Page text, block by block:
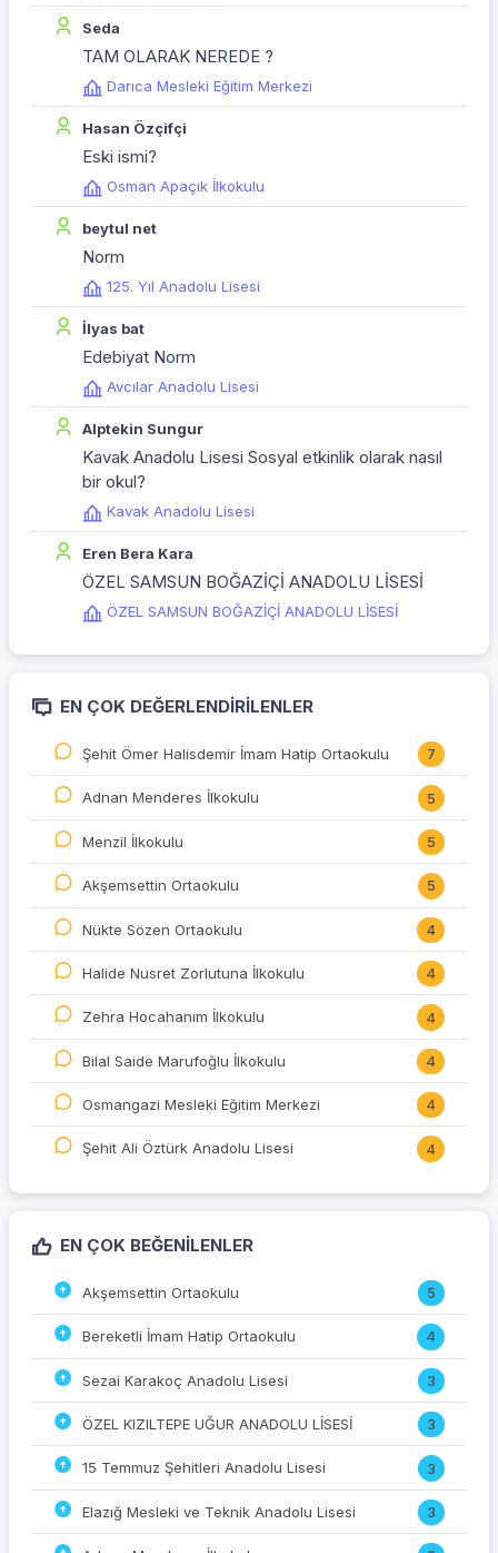
Seda
TAM OLARAK NEREDE ?
Darıca Mesleki Eğitim Merkezi
Hasan Özçifçi
Eski ismi?
Osman Apaçık İlkokulu
beytul net
Norm
125. Yıl Anadolu Lisesi
İlyas bat
Edebiyat Norm
Avcılar Anadolu Lisesi
Alptekin Sungur
Kavak Anadolu Lisesi Sosyal etkinlik olarak nasıl
bir okul?
Kavak Anadolu Lisesi
Eren Bera Kara
ÖZEL SAMSUN BOĞAZİÇİ ANADOLU LİSESİ
ÖZEL SAMSUN BOĞAZİÇİ ANADOLU LİSESİ
EN ÇOK DEĞERLENDIRILENLER
Şehit Ömer Halisdemir İmam Hatip Ortaokulu 7
Adnan Menderes İlkokulu 5
Menzil İlkokulu 5
Akşemsettin Ortaokulu 5
Nükte Sözen Ortaokulu 4
Halide Nusret Zorlutuna İlkokulu 4
Zehra Hocahanım İlkokulu 4
Bilal Saide Marufoğlu İlkokulu 4
Osmangazi Mesleki Eğitim Merkezi 4
Şehit Ali Öztürk Anadolu Lisesi 4
EN ÇOK BEĞENILENLER
Akşemsettin Ortaokulu 5
Bereketli İmam Hatip Ortaokulu 4
Sezai Karakoç Anadolu Lisesi 3
ÖZEL KIZILTEPE UĞUR ANADOLU LİSESİ 3
15 Temmuz Şehitleri Anadolu Lisesi 3
Elazığ Mesleki ve Teknik Anadolu Lisesi 3